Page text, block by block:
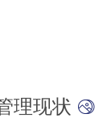
理现状